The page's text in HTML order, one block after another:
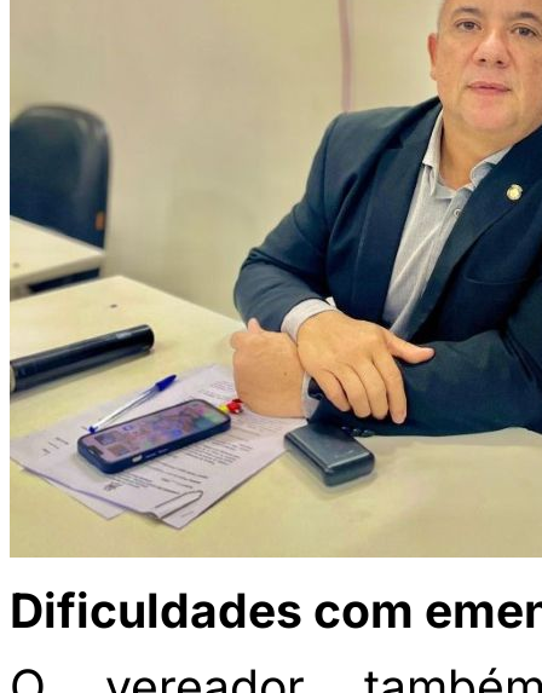
Dificuldades com